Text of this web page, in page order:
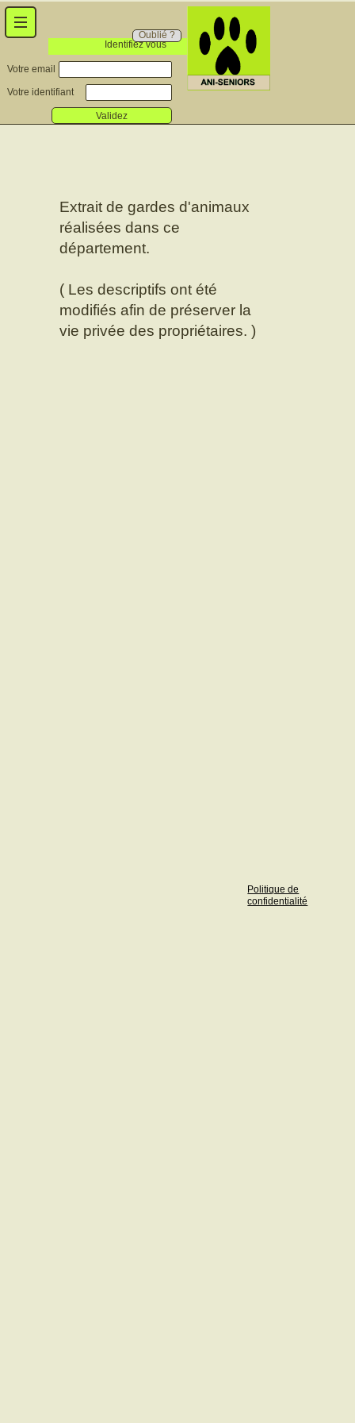
Identifiez vous
Oublié ?
Votre email
Votre identifiant
Validez
Extrait de gardes d'animaux
réalisées dans ce
département.
( Les descriptifs ont été
modifiés afin de préserver la
vie privée des propriétaires. )
Politique de
confidentialité